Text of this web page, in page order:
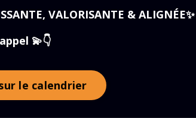
VALORISANTE & ALIGNÉE✨
💫👇
le calendrier